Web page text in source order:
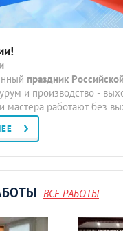
—
праздник
и производство -
мастера работают без
ВСЕ РАБОТЫ